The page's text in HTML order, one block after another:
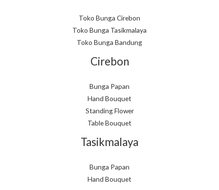
Toko Bunga Cirebon
Toko Bunga Tasikmalaya
Toko Bunga Bandung
Cirebon
Bunga Papan
Hand Bouquet
Standing Flower
Table Bouquet
Tasikmalaya
Bunga Papan
Hand Bouquet